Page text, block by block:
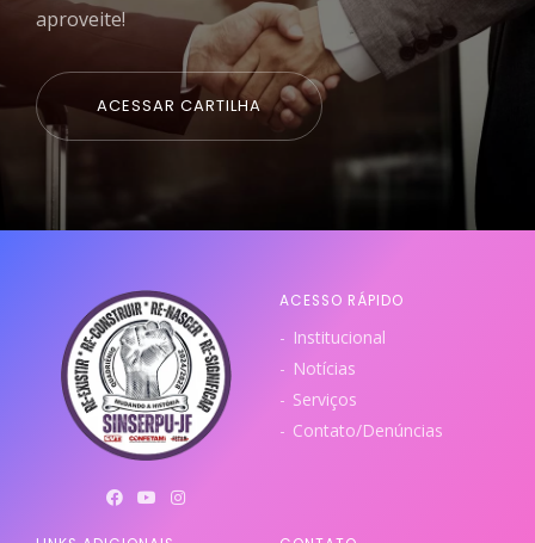
aproveite!
ACESSAR CARTILHA
ACESSO RÁPIDO
Institucional
Notícias
Serviços
Contato/Denúncias